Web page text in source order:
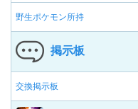
野生ポケモン所持
掲示板
交換掲示板